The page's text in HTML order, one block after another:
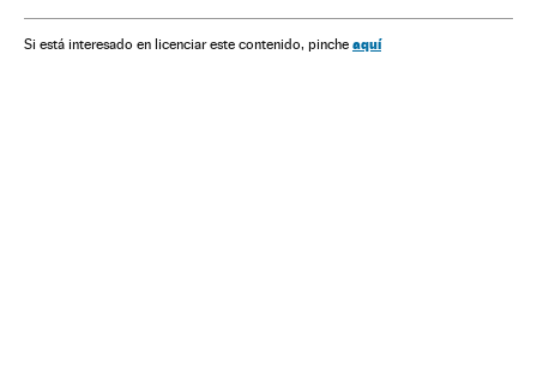
Si está interesado en licenciar este contenido, pinche aquí